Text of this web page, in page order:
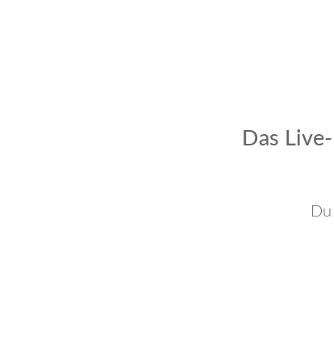
Das